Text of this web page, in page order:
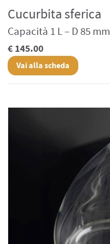
Cucurbita sferica
Capacità 1 L – D 85 mm
€ 145.00
Vai alla scheda